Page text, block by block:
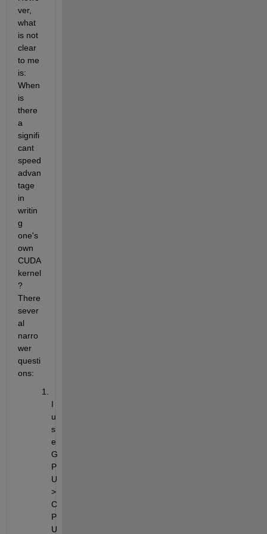
ver,
what
is not
clear
to me
is:
When
is
there
a
signifi
cant
speed
advan
tage
in
writin
g
one's
own
CUDA
kernel
?
There
sever
al
narro
wer
questi
ons:
I
u
s
e
G
P
U
>
C
P
U